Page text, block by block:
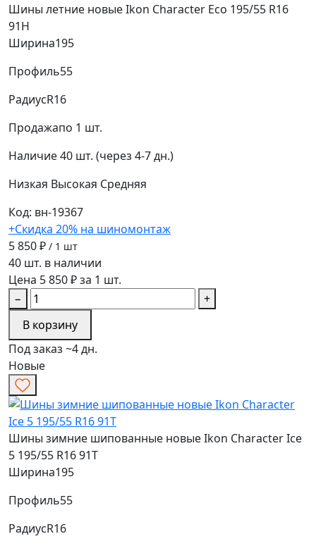
Шины летние новые Ikon Character Eco 195/55 R16
91H
Ширина195
Профиль55
РадиусR16
Продажапо 1 шт.
Наличие40 шт. (через 4-7 дн.)
Низкая Высокая Средняя
Код: вн-19367
+Скидка 20% на шиномонтаж
5 850 ₽ / 1 шт
40 шт. в наличии
Цена 5 850 ₽ за 1 шт.
−
+
В корзину
Под заказ ~4 дн.
Новые
Шины зимние шипованные новые Ikon Character Ice
5 195/55 R16 91T
Ширина195
Профиль55
РадиусR16